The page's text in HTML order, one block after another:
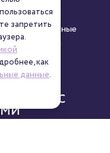
данные
С
запретить
как
данные.